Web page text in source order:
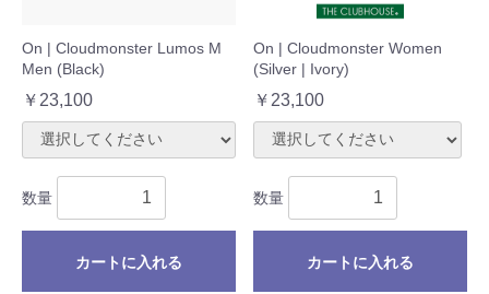
On | Cloudmonster Lumos M
Men (Black)
￥23,100
数量
カートに入れる
On | Cloudmonster Women
(Silver | Ivory)
￥23,100
数量
カートに入れる